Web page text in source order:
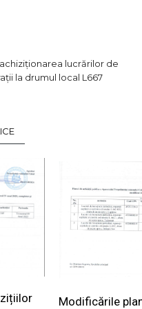
lucrărilor de
la drumul local L667
Modificările